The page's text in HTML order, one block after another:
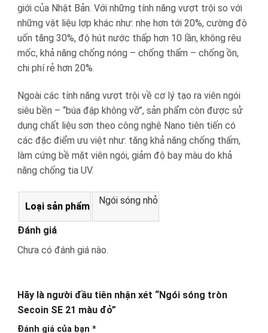
giới của Nhật Bản. Với những tính năng vượt trội so với
những vật liệu lợp khác như: nhẹ hơn tới 20%, cường độ
uốn tăng 30%, độ hút nước thấp hơn 10 lần, không rêu
mốc, khả năng chống nóng – chống thấm – chống ồn,
chi phí rẻ hơn 20%.
Ngoài các tính năng vượt trội về cơ lý tạo ra viên ngói
siêu bền – “búa đập không vỡ”, sản phẩm còn được sử
dụng chất liệu sơn theo công nghệ Nano tiên tiến có
các đặc điểm ưu việt như: tăng khả năng chống thấm,
làm cứng bề mặt viên ngói, giảm độ bay màu do khả
năng chống tia UV.
Loại sản phẩm
Ngói sóng nhỏ
Đánh giá
Chưa có đánh giá nào.
Hãy là người đầu tiên nhận xét “Ngói sóng tròn
Secoin SE 21 màu đỏ”
Đánh giá của bạn *